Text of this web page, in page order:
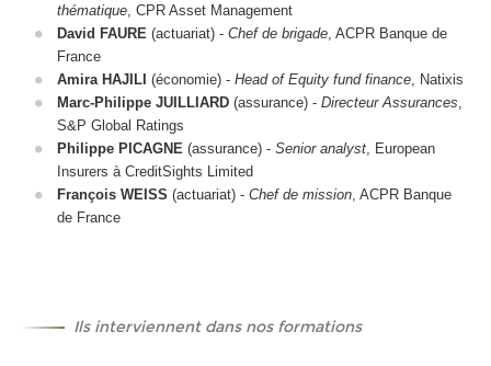
thématique, CPR Asset Management
David FAURE (actuariat) - Chef de brigade, ACPR Banque de
France
Amira HAJILI (économie) - Head of Equity fund finance, Natixis
Marc-Philippe JUILLIARD(assurance) - Directeur Assurances
S&P Global Ratings
Philippe PICAGNE (assurance) - Senior analyst, European
Insurers à CreditSights Limited
François WEISS (actuariat) - Chef de mission, ACPR Banque
de France
Ils interviennent dans nos formations